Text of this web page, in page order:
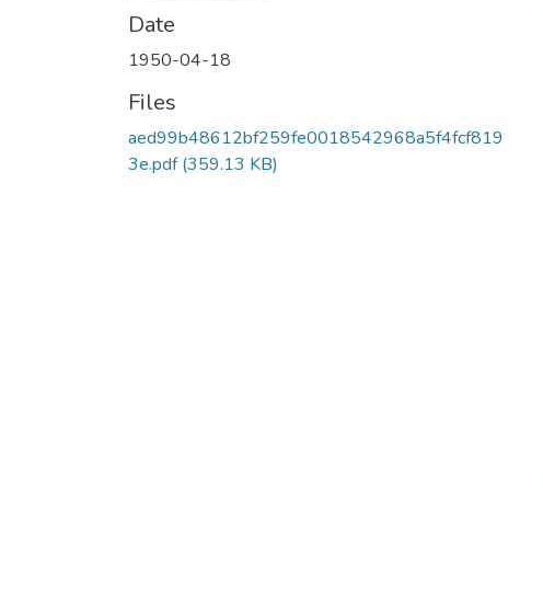
Date
1950-04-18
Files
aed99b48612bf259fe0018542968a5f4fcf819
3e.pdf(359.13 KB)